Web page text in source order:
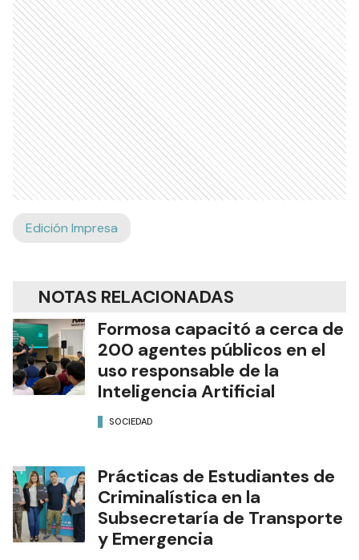
Edición Impresa
NOTAS RELACIONADAS
Formosa capacitó a cerca de
200 agentes públicos en el
uso responsable de la
Inteligencia Artificial
SOCIEDAD
Prácticas de Estudiantes de
Criminalística en la
Subsecretaría de Transporte
y Emergencia